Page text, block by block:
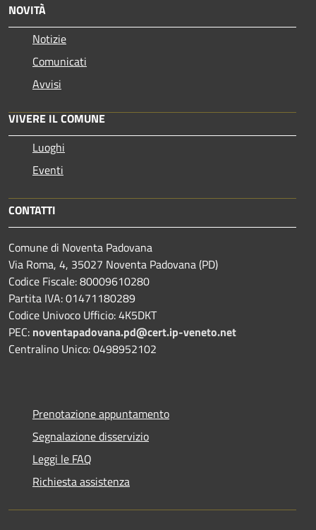
NOVITÀ
Notizie
Comunicati
Avvisi
VIVERE IL COMUNE
Luoghi
Eventi
CONTATTI
Comune di Noventa Padovana
Via Roma, 4, 35027 Noventa Padovana (PD)
Codice Fiscale: 80009610280
Partita IVA: 01471180289
Codice Univoco Ufficio: 4K5DKT
PEC: noventapadovana.pd@cert.ip-veneto.net
Centralino Unico: 0498952102
Prenotazione appuntamento
Segnalazione disservizio
Leggi le FAQ
Richiesta assistenza